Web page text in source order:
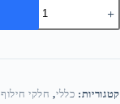
קטגוריות: כללי, חלקי חילוף SONY XPERIA Z2